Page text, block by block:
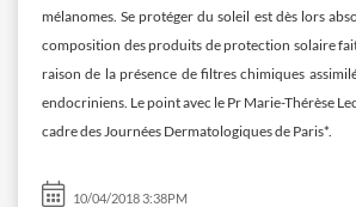
mélanomes. Se protéger du soleil est dès lors
composition des produits de protection solaire
raison de la présence de filtres chimiques
endocriniens. Le point avec le Pr Marie-Thérèse
cadre des Journées Dermatologiques de Paris*.
10/04/2018 3:38PM